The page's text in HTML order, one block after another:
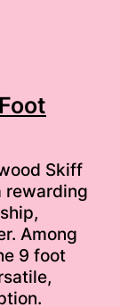
Skiff
rewarding
Among
9 foot